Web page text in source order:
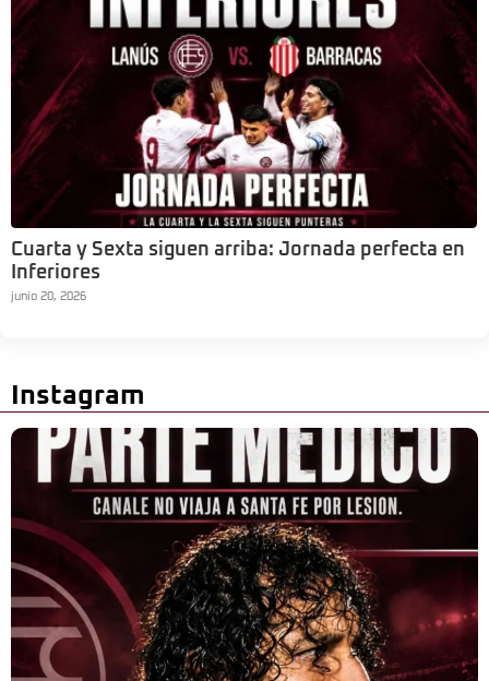
Cuarta y Sexta siguen arriba: Jornada perfecta en
Inferiores
junio 20, 2026
Instagram